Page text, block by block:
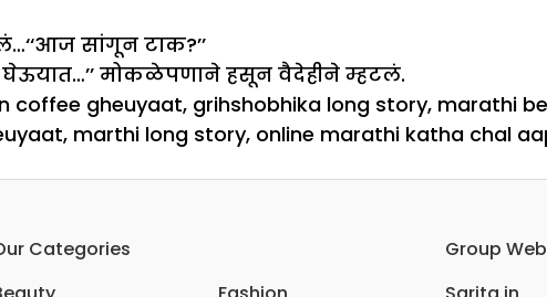
सांगून टाक?’’
घेऊयात…’’ मोकळेपणाने हसून वैदेहीने म्हटलं.
coffee gheuyaat, grihshobhika long story, marathi
, marthi long story, online marathi katha chal
Categories
Group